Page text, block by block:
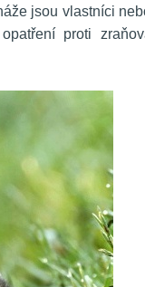
jsou vlastníci
proti